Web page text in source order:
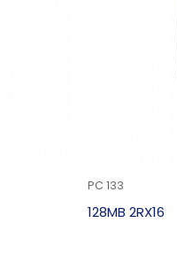
PC 133
128MB 2RX16